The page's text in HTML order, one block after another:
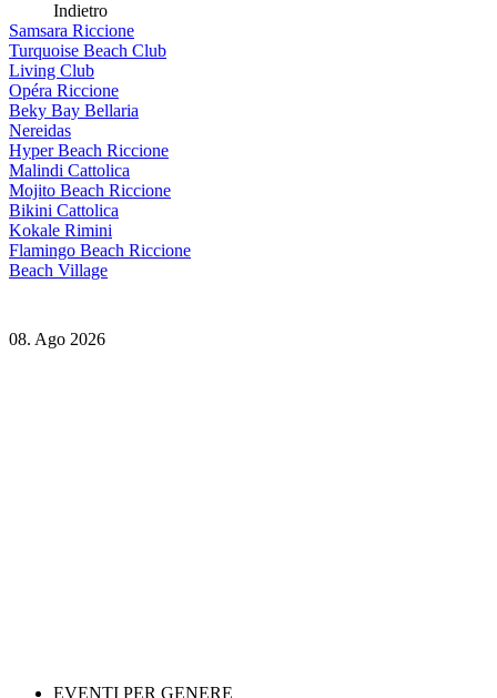
Indietro
Samsara Riccione
Turquoise Beach Club
Living Club
Opéra Riccione
Beky Bay Bellaria
Nereidas
Hyper Beach Riccione
Malindi Cattolica
Mojito Beach Riccione
Bikini Cattolica
Kokale Rimini
Flamingo Beach Riccione
Beach Village
08. Ago 2026
EVENTI PER GENERE